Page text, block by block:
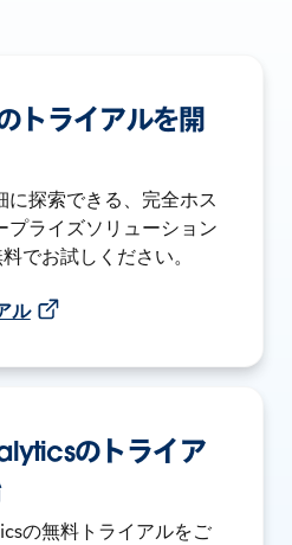
トライアルを開
に探索できる、完全ホス
プライズソリューション
でお試しください。
ル
のトライア
の無料トライアルをご